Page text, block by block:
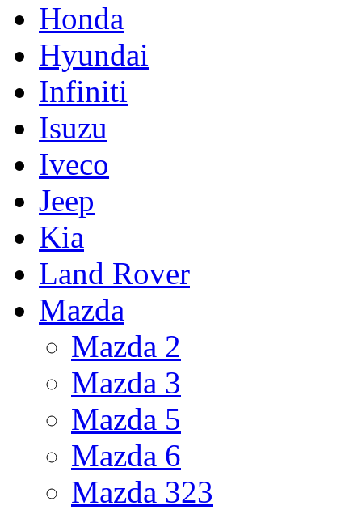
Honda
Hyundai
Infiniti
Isuzu
Iveco
Jeep
Kia
Land Rover
Mazda
Mazda 2
Mazda 3
Mazda 5
Mazda 6
Mazda 323